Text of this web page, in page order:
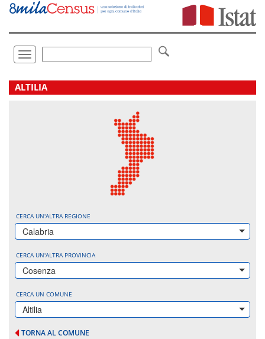
Vai
direttamente
Toggle
navigation
.
ALTILIA
CERCA UN'ALTRA REGIONE
Calabria
CERCA UN'ALTRA PROVINCIA
Cosenza
CERCA UN COMUNE
Altilia
TORNA AL COMUNE